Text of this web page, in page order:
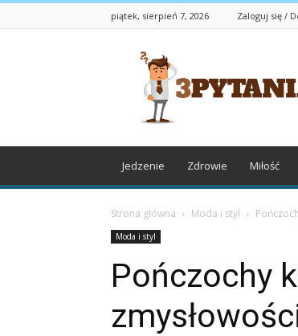
piątek, sierpień 7, 2026 Zaloguj się /
3pytania.pl
Jedzenie Zdrowie Miłość
Strona główna Moda i styl
Moda i styl
Pończochy